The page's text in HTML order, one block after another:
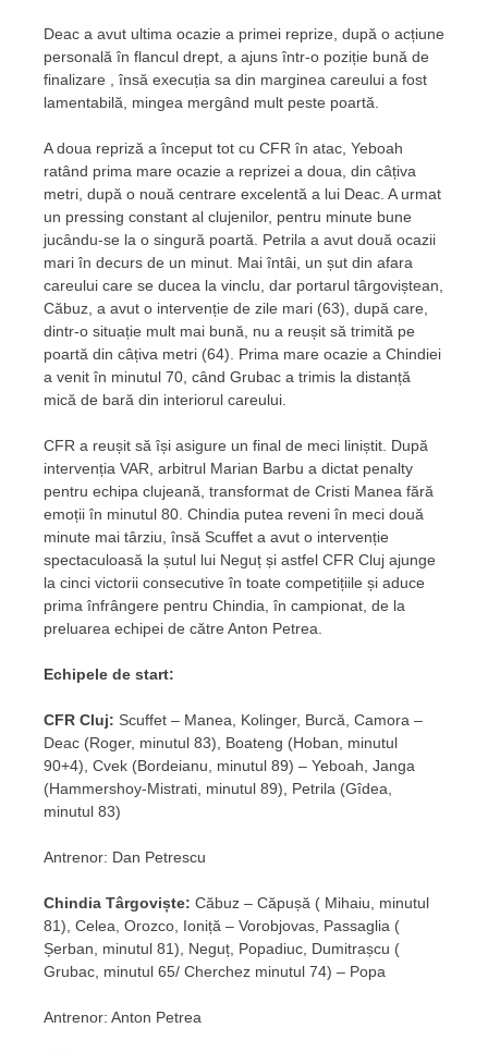
Deac a avut ultima ocazie a primei reprize, după o acțiune
personală în flancul drept, a ajuns într-o poziție bună de
finalizare , însă execuția sa din marginea careului a fost
lamentabilă, mingea mergând mult peste poartă.
A doua repriză a început tot cu CFR în atac, Yeboah
ratând prima mare ocazie a reprizei a doua, din câțiva
metri, după o nouă centrare excelentă a lui Deac. A urmat
un pressing constant al clujenilor, pentru minute bune
jucându-se la o singură poartă. Petrila a avut două ocazii
mari în decurs de un minut. Mai întâi, un șut din afara
careului care se ducea la vinclu, dar portarul târgoviștean,
Căbuz, a avut o intervenție de zile mari (63), după care,
dintr-o situație mult mai bună, nu a reușit să trimită pe
poartă din câțiva metri (64). Prima mare ocazie a Chindiei
a venit în minutul 70, când Grubac a trimis la distanță
mică de bară din interiorul careului.
CFR a reușit să își asigure un final de meci liniștit. După
intervenția VAR, arbitrul Marian Barbu a dictat penalty
pentru echipa clujeană, transformat de Cristi Manea fără
emoții în minutul 80. Chindia putea reveni în meci două
minute mai târziu, însă Scuffet a avut o intervenție
spectaculoasă la șutul lui Neguț și astfel CFR Cluj ajunge
la cinci victorii consecutive în toate competițiile și aduce
prima înfrângere pentru Chindia, în campionat, de la
preluarea echipei de către Anton Petrea.
Echipele de start:
CFR Cluj: Scuffet – Manea, Kolinger, Burcă, Camora –
Deac (Roger, minutul 83), Boateng (Hoban, minutul
90+4), Cvek (Bordeianu, minutul 89) – Yeboah, Janga
(Hammershoy-Mistrati, minutul 89), Petrila (Gîdea,
minutul 83)
Antrenor: Dan Petrescu
Chindia Târgoviște: Căbuz – Căpușă ( Mihaiu, minutul
81), Celea, Orozco, Ioniță – Vorobjovas, Passaglia (
Șerban, minutul 81), Neguț, Popadiuc, Dumitrașcu (
Grubac, minutul 65/ Cherchez minutul 74) – Popa
Antrenor: Anton Petrea